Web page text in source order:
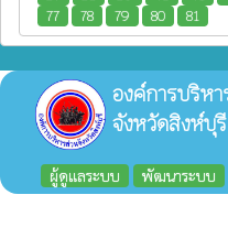
77
78 79 80 81
องค์การบริห
จังหวัดสิงห์บุรี
ผู้ดูแลระบบ พัฒนาระบบ